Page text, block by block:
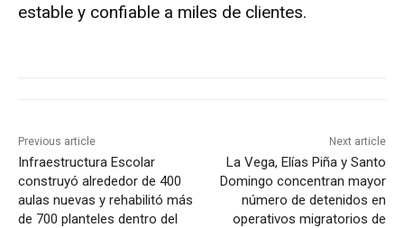
estable y confiable a miles de clientes.
Previous article
Infraestructura Escolar
construyó alrededor de 400
aulas nuevas y rehabilitó más
de 700 planteles dentro del
Next article
La Vega, Elías Piña y Santo
Domingo concentran mayor
número de detenidos en
operativos migratorios de